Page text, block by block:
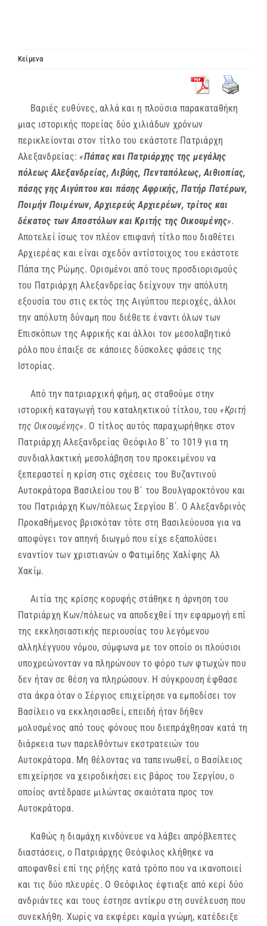
ΕΝΗΜΕΡΩΣΗ
ΣΥΝΔΕΣΕΙΣ
Κείμενα
Βαριές ευθύνες, αλλά και η πλούσια παρακαταθήκη
μιας ιστορικής πορείας δύο χιλιάδων χρόνων
περικλείονται στον τίτλο του εκάστοτε Πατριάρχη
Αλεξανδρείας:«Πάπας και Πατριάρχης της μεγάλης
πόλεως Αλεξανδρείας, Λιβύης, Πενταπόλεως, Αιθιοπίας,
πάσης γης Αιγύπτου και πάσης Αφρικής, Πατήρ Πατέρων,
Ποιμήν Ποιμένων, Αρχιερεύς Αρχιερέων, τρίτος και
δέκατος των Αποστόλων και Κριτής της Οικουμένης».
Αποτελεί ίσως τον πλέον επιφανή τίτλο που διαθέτει
Αρχιερέας και είναι σχεδόν αντίστοιχος του εκάστοτε
Πάπα της Ρώμης. Ορισμένοι από τους προσδιορισμούς
του Πατριάρχη Αλεξανδρείας δείχνουν την απόλυτη
εξουσία του στις εκτός της Αιγύπτου περιοχές, άλλοι
την απόλυτη δύναμη που διέθετε έναντι όλων των
Επισκόπων της Αφρικής και άλλοι τον μεσολαβητικό
ρόλο που έπαιξε σε κάποιες δύσκολες φάσεις της
Ιστορίας.
Από την πατριαρχική φήμη, ας σταθούμε στην
ιστορική καταγωγή του καταληκτικού τίτλου, του«Κριτή
της Οικουμένης». Ο τίτλος αυτός παραχωρήθηκε στον
Πατριάρχη Αλεξανδρείας Θεόφιλο Β΄ το 1019 για τη
συνδιαλλακτική μεσολάβηση του προκειμένου να
ξεπεραστεί η κρίση στις σχέσεις του Βυζαντινού
Αυτοκράτορα Βασιλείου του B´ του Βουλγαροκτόνου και
του Πατριάρχη Κων/πόλεως Σεργίου Β΄. Ο Αλεξανδρινός
Προκαθήμενος βρισκόταν τότε στη Βασιλεύουσα για να
αποφύγει τον απηνή διωγμό που είχε εξαπολύσει
εναντίον των χριστιανών ο Φατιμίδης Χαλίφης Αλ
Χακίμ.
Αιτία της κρίσης κορυφής στάθηκε η άρνηση του
Πατριάρχη Κων/πόλεως να αποδεχθεί την εφαρμογή επί
της εκκλησιαστικής περιουσίας του λεγόμενου
αλληλέγγυου νόμου, σύμφωνα με τον οποίο οι πλούσιοι
υποχρεώνονταν να πληρώνουν το φόρο των φτωχών που
δεν ήταν σε θέση να πληρώσουν. Η σύγκρουση έφθασε
στα άκρα όταν ο Σέργιος επιχείρησε να εμποδίσει τον
Βασίλειο να εκκλησιασθεί, επειδή ήταν δήθεν
μολυσμένος από τους φόνους που διεπράχθησαν κατά τη
διάρκεια των παρελθόντων εκστρατειών του
Αυτοκράτορα. Μη θέλοντας να ταπεινωθεί, ο Βασίλειος
επιχείρησε να χειροδικήσει εις βάρος του Σεργίου, ο
οποίος αντέδρασε μιλώντας σκαιότατα προς τον
Αυτοκράτορα.
Καθώς η διαμάχη κινδύνευε να λάβει απρόβλεπτες
διαστάσεις, ο Πατριάρχης Θεόφιλος κλήθηκε να
αποφανθεί επί της ρήξης κατά τρόπο που να ικανοποιεί
και τις δύο πλευρές. Ο Θεόφιλος έφτιαξε από κερί δύο
ανδριάντες και τους έστησε αντίκρυ στη συνέλευση που
συνεκλήθη. Χωρίς να εκφέρει καμία γνώμη, κατέδειξε